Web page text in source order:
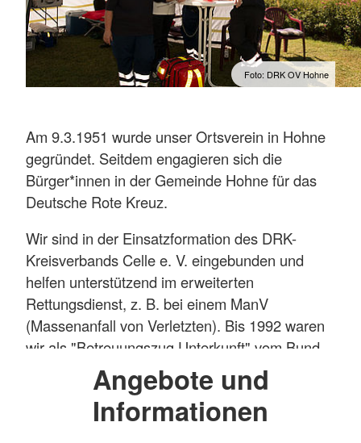
Foto: DRK OV Hohne
Am 9.3.1951 wurde unser Ortsverein in Hohne
gegründet. Seitdem engagieren sich die
Bürger*innen in der Gemeinde Hohne für das
Deutsche Rote Kreuz.
Wir sind in der Einsatzformation des DRK-
Kreisverbands Celle e. V. eingebunden und
helfen unterstützend im erweiterten
Rettungsdienst, z. B. bei einem ManV
(Massenanfall von Verletzten). Bis 1992 waren
wir als "Betreuungszug Unterkunft" vom Bund
eingesetzt.
Unsere OV-Bereitschaft besteht zzt. aus sechs
aktiven ehrenamtlichen Mitgliedern. Geleitet
Angebote und
Informationen